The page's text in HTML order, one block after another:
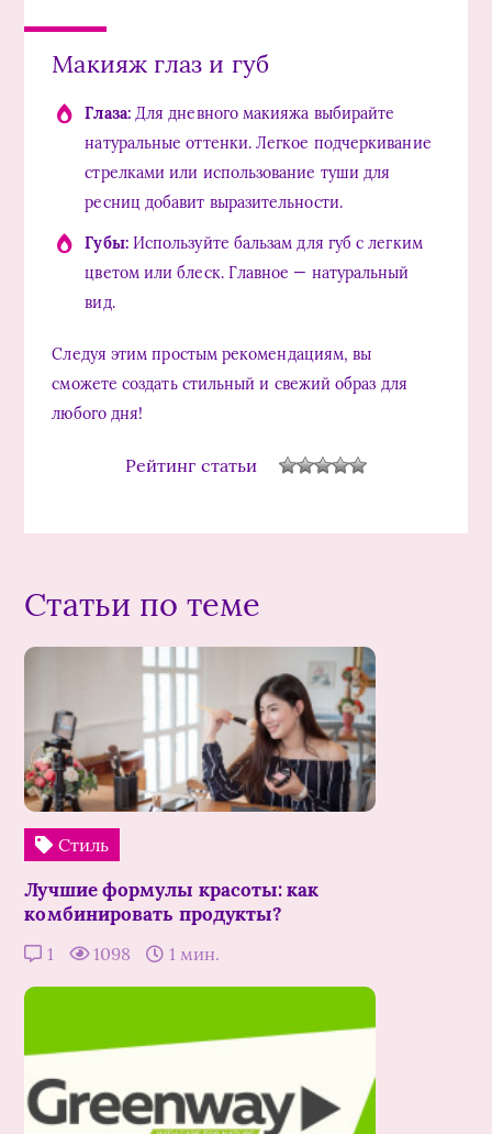
Макияж глаз и губ
Глаза:Для дневного макияжа выбирайте
натуральные оттенки. Легкое подчеркивание
стрелками или использование туши для
ресниц добавит выразительности.
Губы:Используйте бальзам для губ с легким
цветом или блеск. Главное — натуральный
вид.
Следуя этим простым рекомендациям, вы
сможете создать стильный и свежий образ для
любого дня!
Рейтинг статьи
Статьи по теме
Стиль
Лучшие формулы красоты: как
комбинировать продукты?
1 1098 1 мин.